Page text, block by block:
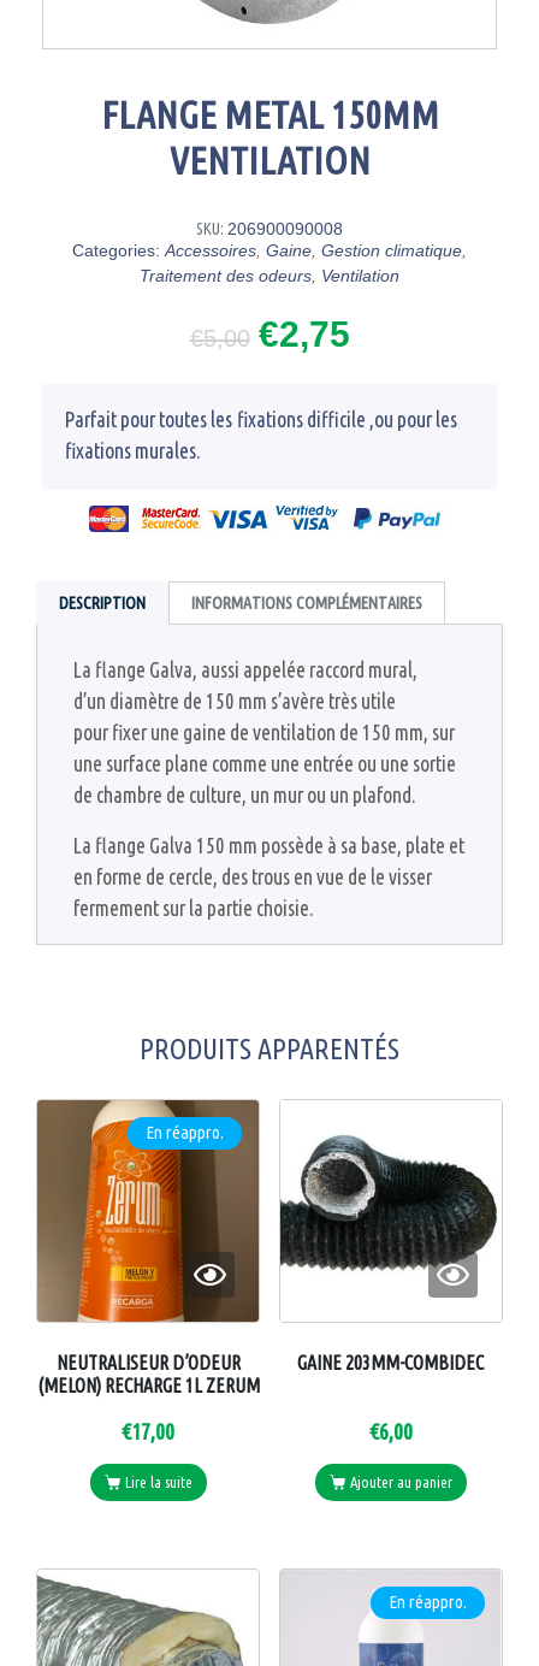
FLANGE METAL 150MM
VENTILATION
SKU: 206900090008
Categories: Accessoires Gaine Gestion climatique
Traitement des odeurs Ventilation
€5,00 €2,75
Parfait pour toutes les fixations difficile ,ou pour les
fixations murales.
DESCRIPTION INFORMATIONS COMPLÉMENTAIRES
La flange Galva, aussi appelée raccord mural,
d’un diamètre de 150 mm s’avère très utile
pour fixer une gaine de ventilation de 150 mm, sur
une surface plane comme une entrée ou une sortie
de chambre de culture, un mur ou un plafond.
La flange Galva 150 mm possède à sa base, plate et
en forme de cercle, des trous en vue de le visser
fermement sur la partie choisie.
PRODUITS APPARENTÉS
En réappro.
NEUTRALISEUR D’ODEUR
(MELON) RECHARGE 1L ZERUM
€17,00
Lire la suite
GAINE 203MM-COMBIDEC
€6,00
Ajouter au panier
En réappro.